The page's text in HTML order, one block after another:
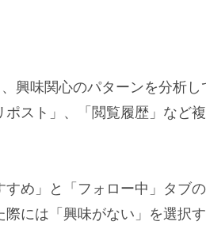
興味関心のパターンを分析し
スト」、「閲覧履歴」など
め」と「フォロー中」タブ
には「興味がない」を選択